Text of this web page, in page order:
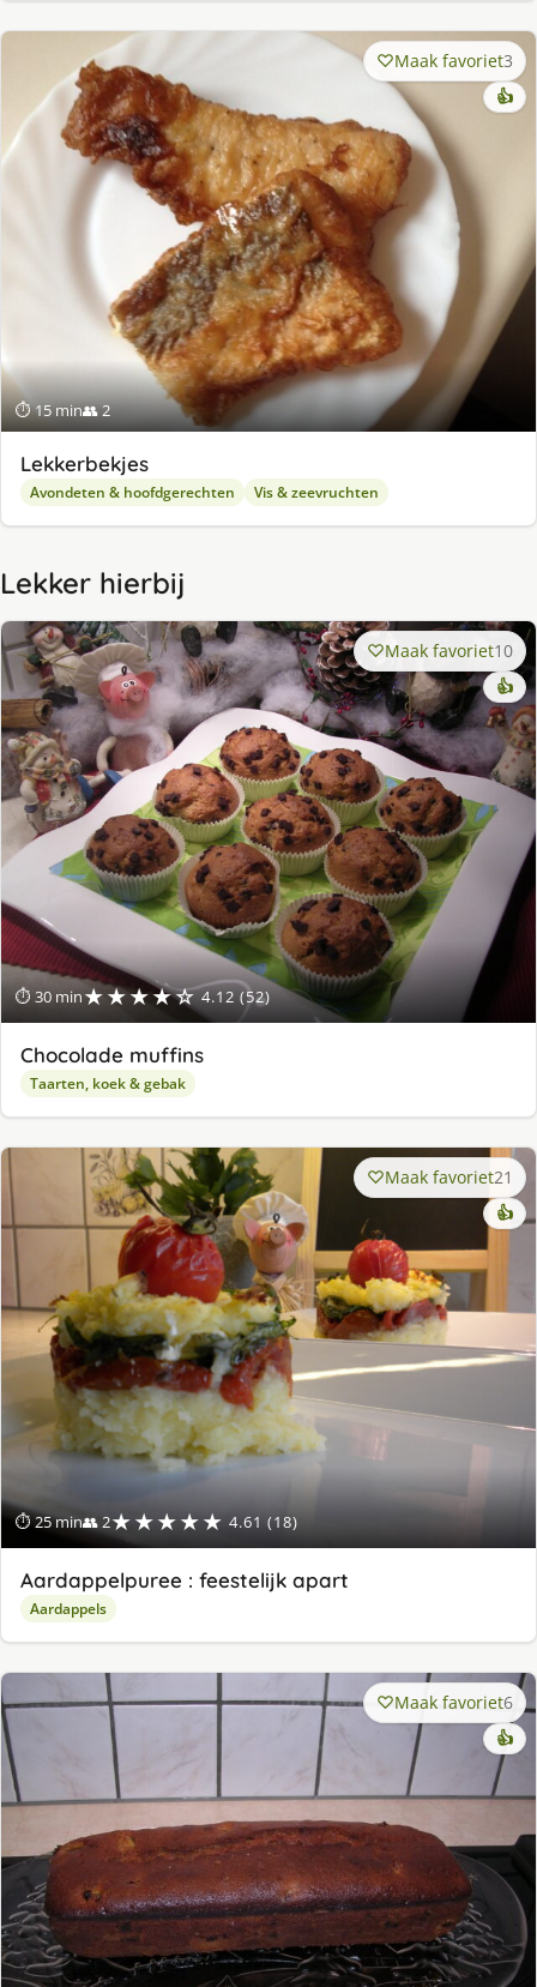
⏱ 15 min👥 2
Maak favoriet3
👍
Lekkerbekjes
Avondeten & hoofdgerechten Vis & zeevruchten
Lekker hierbij
⏱ 30 min★★★★☆ 4.12 (52)
Maak favoriet10
👍
Chocolade muffins
Taarten, koek & gebak
⏱ 25 min👥 2★★★★★ 4.61 (18)
Maak favoriet21
👍
Aardappelpuree : feestelijk apart
Aardappels
Maak favoriet6
👍